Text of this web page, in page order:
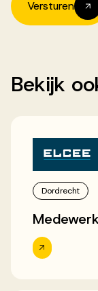
Versturen
Bekijk
Dordrecht